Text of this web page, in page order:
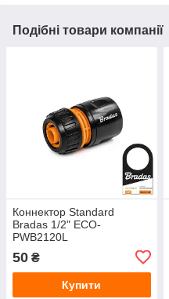
Подібні товари компанії
Коннектор Standard
Bradas 1/2" ECO-
PWB2120L
50 ₴
Купити